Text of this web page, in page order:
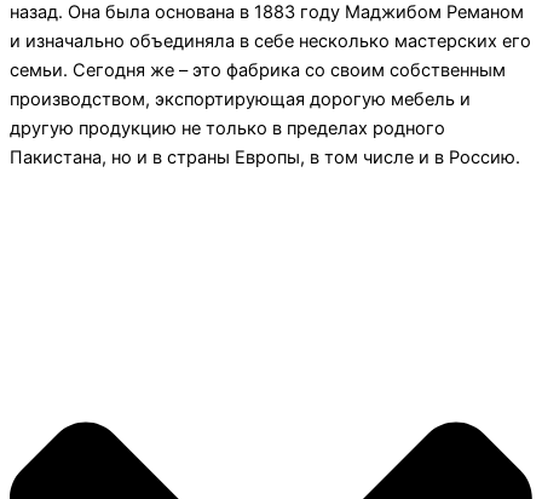
назад. Она была основана в 1883 году Маджибом Реманом
и изначально объединяла в себе несколько мастерских его
семьи. Сегодня же – это фабрика со своим собственным
производством, экспортирующая дорогую мебель и
другую продукцию не только в пределах родного
Пакистана, но и в страны Европы, в том числе и в Россию.